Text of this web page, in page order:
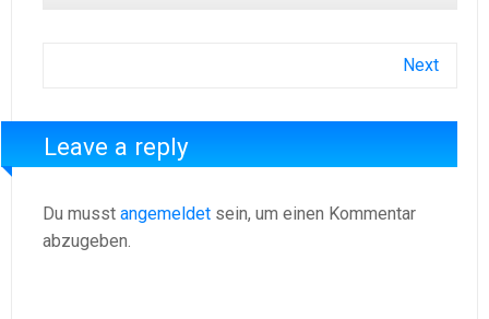
Next
Leave a reply
Du musst angemeldet sein, um einen Kommentar
abzugeben.